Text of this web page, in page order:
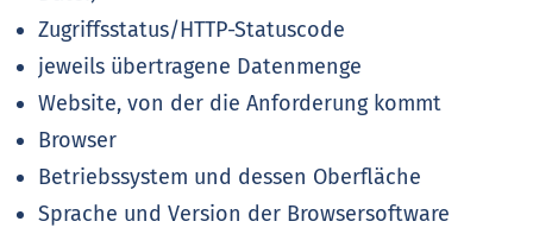
Zugriffsstatus/HTTP-Statuscode
jeweils übertragene Datenmenge
Website, von der die Anforderung kommt
Browser
Betriebssystem und dessen Oberfläche
Sprache und Version der Browsersoftware